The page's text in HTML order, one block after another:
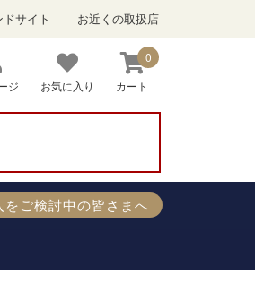
サイト お近くの取扱店
ジ お気に入り
0
カート
をご検討中の皆さまへ